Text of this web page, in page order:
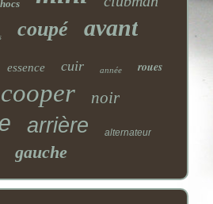
coupé avant
essence cuir année roues
cooper noir
arrière alternateur
gauche